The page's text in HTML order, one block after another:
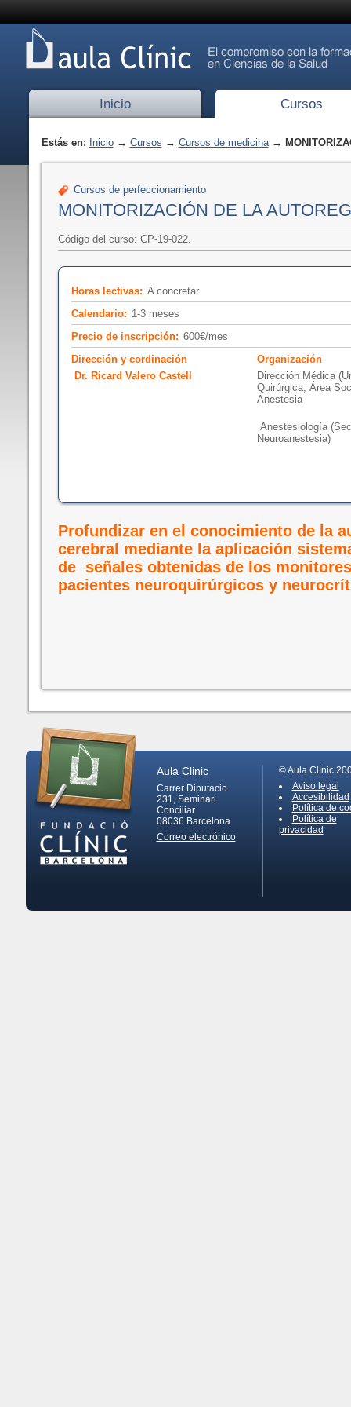
Inicio Cursos
Estás en: Inicio→ Cursos → Cursos de medicina→
Cursos de perfeccionamiento
MONITORIZACIÓN DE LA
Código del curso: CP-19-022.
Horas lectivas: A concretar
Calendario: 1-3 meses
Precio de inscripción: 600€/mes
Dirección y cordinación
Dr. Ricard Valero Castell
Organización
Dirección Médica
Quirúrgica, Área
Anestesia
Anestesiología
Neuroanestesia)
Profundizar en el conocimiento de la
cerebral mediante la aplicación
de señales obtenidas de los
pacientes neuroquirúrgicos y
Aula Clinic
Carrer Diputacio
231, Seminari
Conciliar
08036 Barcelona
Correo electrónico
© Aula Clínic
Aviso legal
Accesibilidad
Política de
Política de
privacidad